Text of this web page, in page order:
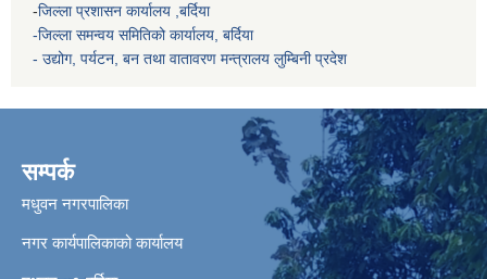
-जिल्ला प्रशासन कार्यालय ,बर्दिया
-जिल्ला समन्वय समितिको कार्यालय, बर्दिया
- उद्योग, पर्यटन, बन तथा वातावरण मन्त्रालय लुम्बिनी प्रदेश
सम्पर्क
मधुवन नगरपालिका
नगर कार्यपालिकाको कार्यालय